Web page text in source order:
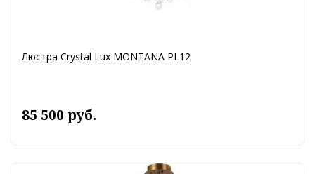
Люстра Crystal Lux MONTANA PL12
85 500 руб.